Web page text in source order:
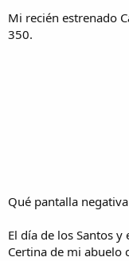
Mi recién estrenado
350.
Qué pantalla
El día de los Santos
Certina de mi abuelo